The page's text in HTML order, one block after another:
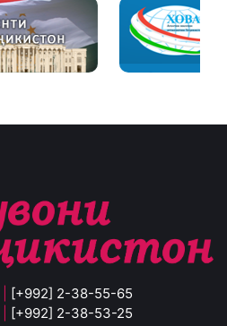
[+992] 2-38-55-65
[+992] 2-38-53-25